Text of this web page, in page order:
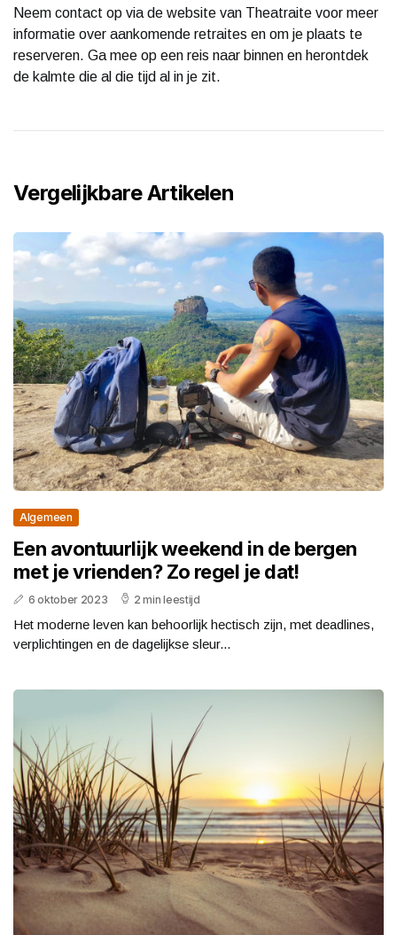
Neem contact op via de website van Theatraite voor meer
informatie over aankomende retraites en om je plaats te
reserveren. Ga mee op een reis naar binnen en herontdek
de kalmte die al die tijd al in je zit.
Vergelijkbare Artikelen
Algemeen
Een avontuurlijk weekend in de bergen
met je vrienden? Zo regel je dat!
6 oktober 2023 2 min leestijd
Het moderne leven kan behoorlijk hectisch zijn, met deadlines,
verplichtingen en de dagelijkse sleur...